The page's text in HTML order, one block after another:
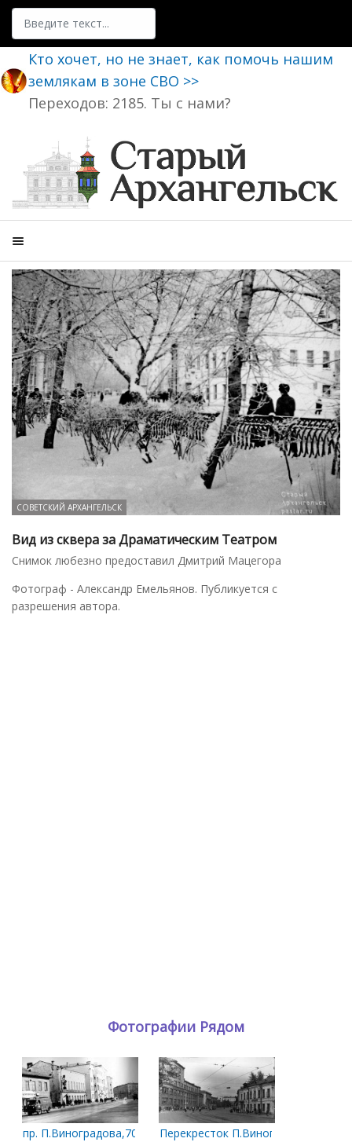
Поиск
Кто хочет, но не знает, как помочь нашим
землякам в зоне СВО >>
Переходов: 2185. Ты с нами?
СОВЕТСКИЙ АРХАНГЕЛЬСК
Вид из сквера за Драматическим Театром
Снимок любезно предоставил Дмитрий Мацегора
Фотограф - Александр Емельянов. Публикуется с
разрешения автора.
Фотографии Рядом
пр. П.Виноградова,70. Четная сторона проспекта между
Перекресток П.Виноградова и